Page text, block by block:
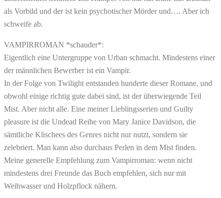
als Vorbild und der ist kein psychotischer Mörder und…. Aber ich
schweife ab.
VAMPIRROMAN *schauder*:
Eigentlich eine Untergruppe von Urban schmacht. Mindestens einer
der männlichen Bewerber ist ein Vampir.
In der Folge von Twilight entstanden hunderte dieser Romane, und
obwohl einige richtig gute dabei sind, ist der überwiegende Teil
Mist. Aber nicht alle. Eine meiner Lieblingsserien und Guilty
pleasure ist die Undead Reihe von Mary Janice Davidson, die
sämtliche Klischees des Genres nicht nur nutzt, sondern sie
zelebriert. Man kann also durchaus Perlen in dem Mist finden.
Meine generelle Empfehlung zum Vampirroman: wenn nicht
mindestens drei Freunde das Buch empfehlen, sich nur mit
Weihwasser und Holzpflock nähern.